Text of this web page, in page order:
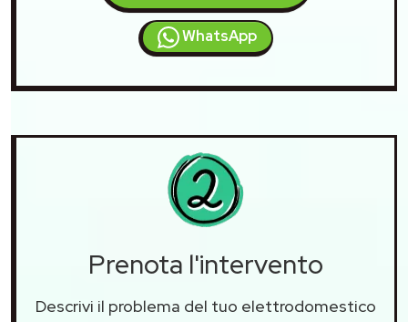
WhatsApp
Prenota l'intervento
Descrivi il problema del tuo elettrodomestico